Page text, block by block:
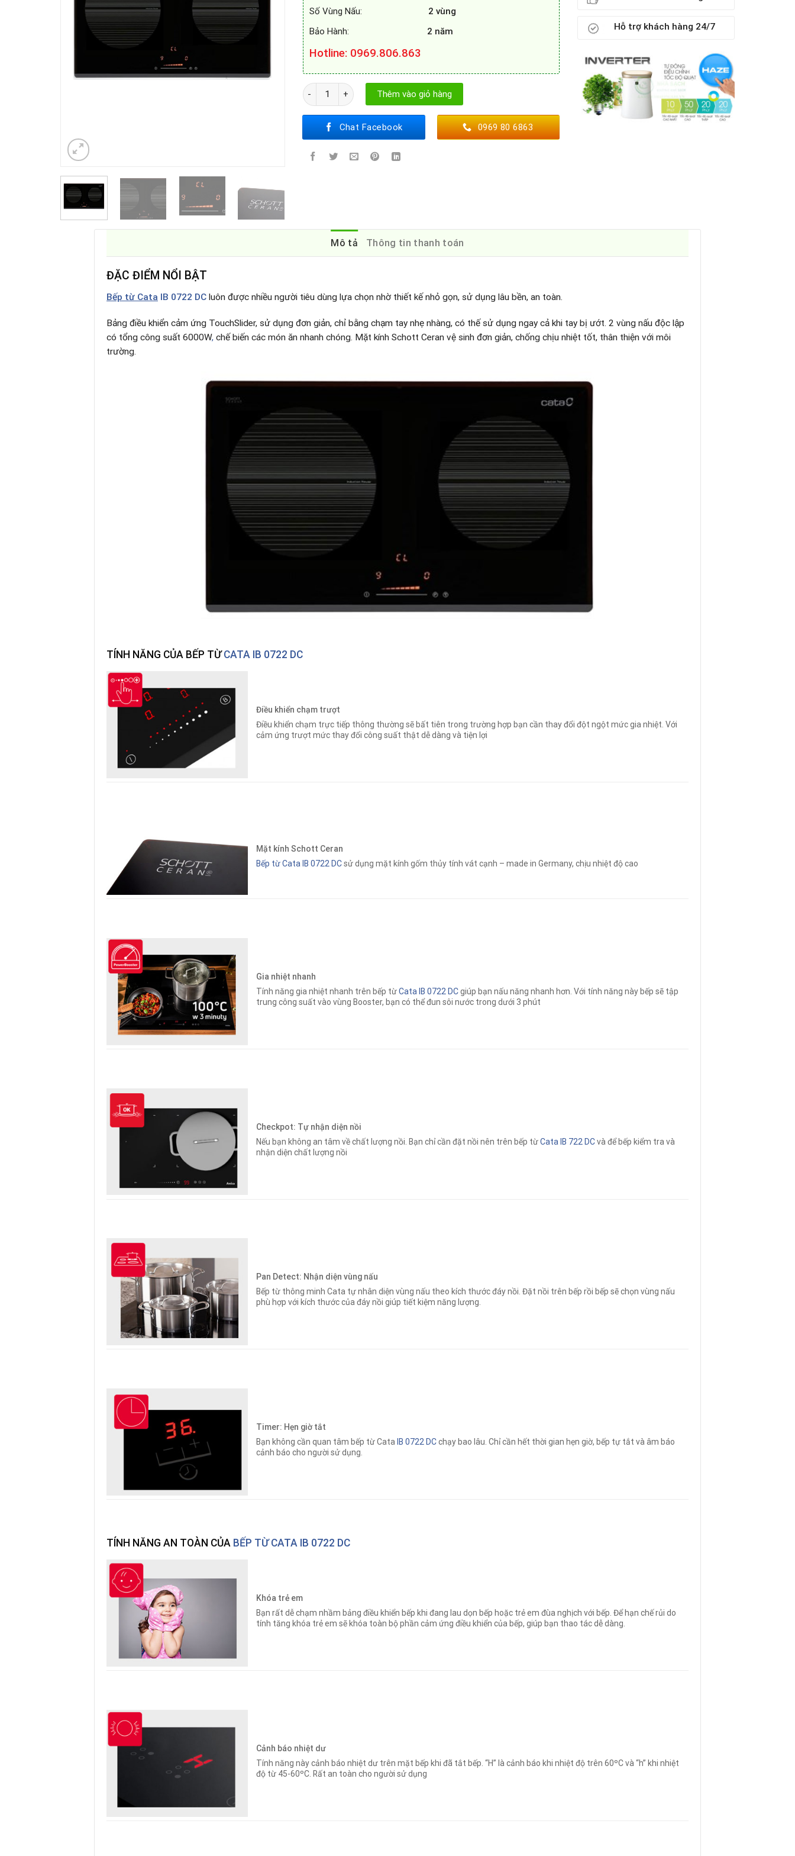
Số Vùng Nấu: 2 vùng
Bảo Hành: 2 năm
Hotline: 0969.806.863
BẾP TỪ CATA IB 0722 DC số lượng
Thêm vào giỏ hàng
Chat Facebook 0969 80 6863
Hỗ trợ khách hàng 24/7
Mô tả Thông tin thanh toán
ĐẶC ĐIỂM NỔI BẬT
Bếp từ Cata IB 0722 DC luôn được nhiều người tiêu dùng lựa chọn nhờ thiết kế nhỏ gọn, sử dụng lâu bền, an toàn.
Bảng điều khiển cảm ứng TouchSlider, sử dụng đơn giản, chỉ bằng chạm tay nhẹ nhàng, có thế sử dụng ngay cả khi tay bị ướt. 2 vùng nấu độc lập
có tổng công suất 6000W, chế biến các món ăn nhanh chóng. Mặt kính Schott Ceran vệ sinh đơn giản, chống chịu nhiệt tốt, thân thiện với môi
trường.
TÍNH NĂNG CỦA BẾP TỪCATA IB 0722 DC
Điều khiển chạm trượt
Điều khiển chạm trực tiếp thông thường sẽ bất tiên trong trường hợp bạn cần thay đổi đột ngột mức gia nhiệt. Với
cảm ứng trượt mức thay đổi công suất thật dễ dàng và tiện lợi
Mặt kính Schott Ceran
Bếp từ Cata IB 0722 DCsử dụng mặt kính gốm thủy tính vát cạnh – made in Germany, chịu nhiệt độ cao
Gia nhiệt nhanh
Tính năng gia nhiệt nhanh trên bếp từCata IB 0722 DCgiúp bạn nấu năng nhanh hơn. Với tính năng này bếp sẽ tập
trung công suất vào vùng Booster, bạn có thể đun sôi nước trong dưới 3 phút
Checkpot: Tự nhận diện nồi
Nếu bạn không an tâm về chất lượng nồi. Bạn chỉ cần đặt nồi nên trên bếp từCata IB 722 DCvà để bếp kiểm tra và
nhận diện chất lượng nồi
Pan Detect: Nhận diện vùng nấu
Bếp từ thông minh Cata tự nhân diện vùng nấu theo kích thước đáy nồi. Đặt nồi trên bếp rồi bếp sẽ chọn vùng nấu
phù hợp với kích thước của đáy nồi giúp tiết kiệm năng lượng.
Timer: Hẹn giờ tắt
Bạn không cần quan tâm bếp từ Cata IB 0722 DCchạy bao lâu. Chỉ cần hết thời gian hẹn giờ, bếp tự tắt và âm báo
cảnh báo cho người sử dụng.
TÍNH NĂNG AN TOÀN CỦA BẾP TỪ CATA IB 0722 DC
Khóa trẻ em
Bạn rất dễ chạm nhầm bảng điều khiển bếp khi đang lau dọn bếp hoặc trẻ em đùa nghịch với bếp. Để hạn chế rủi do
tính tăng khóa trẻ em sẽ khóa toàn bộ phần cảm ứng điều khiển của bếp, giúp bạn thao tác dễ dàng.
Cảnh báo nhiệt dư
Tính năng này cảnh báo nhiệt dư trên mặt bếp khi đã tắt bếp. “H” là cảnh báo khi nhiệt độ trên 60ºC và “h” khi nhiệt
độ từ 45-60ºC. Rất an toàn cho người sử dụng